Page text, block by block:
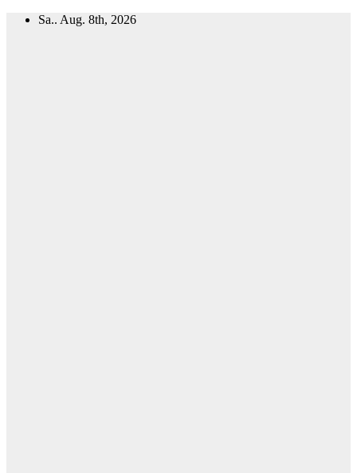
Zum
Sa.. Aug. 8th, 2026